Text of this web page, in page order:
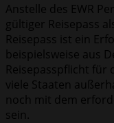
Anstelle des EWR
gültiger Reisepass
Reisepass ist ein
beispielsweise aus
Reisepasspflicht für
viele Staaten
noch mit dem
sein.